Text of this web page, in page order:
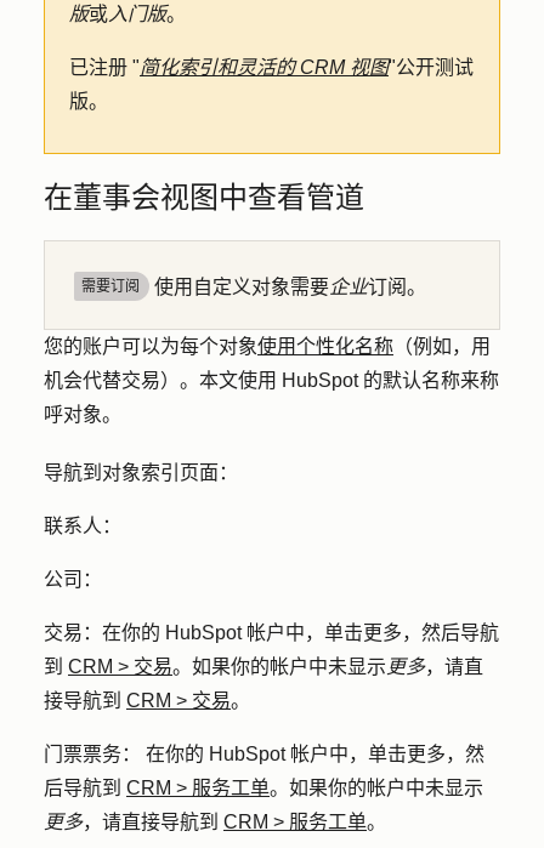
版或入门版。
已注册 "简化索引和灵活的 CRM 视图"公开测试
版。
在董事会视图中查看管道
需要订阅 使用自定义对象需要企业订阅。
您的账户可以为每个对象使用个性化名称 （例如，用
机会代替交易）。本文使用 HubSpot 的默认名称来称
呼对象。
导航到对象索引页面：
联系人 ：
公司 ：
交易 ：在你的 HubSpot 帐户中，单击更多，然后导航
到 CRM > 交易。如果你的帐户中未显示 更多，请直
接导航到 CRM > 交易。
门票票务： 在你的 HubSpot 帐户中，单击更多，然
后导航到 CRM > 服务工单。如果你的帐户中未显示
更多，请直接导航到 CRM > 服务工单。